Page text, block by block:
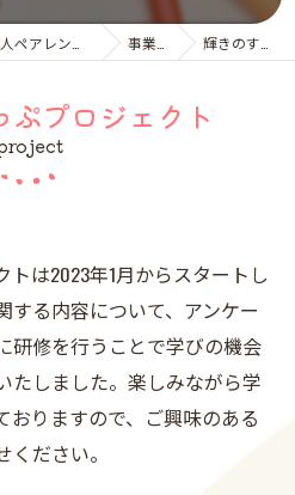
事業一覧 輝きのすてっぷ
ぷプロジェクト
は2023年1月からスタートし
する内容について、アンケー
研修を行うことで学びの機会
たしました。楽しみながら学
おりますので、ご興味のある
ださい。